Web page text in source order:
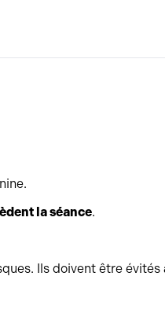
la séance.
Ils doivent être évités